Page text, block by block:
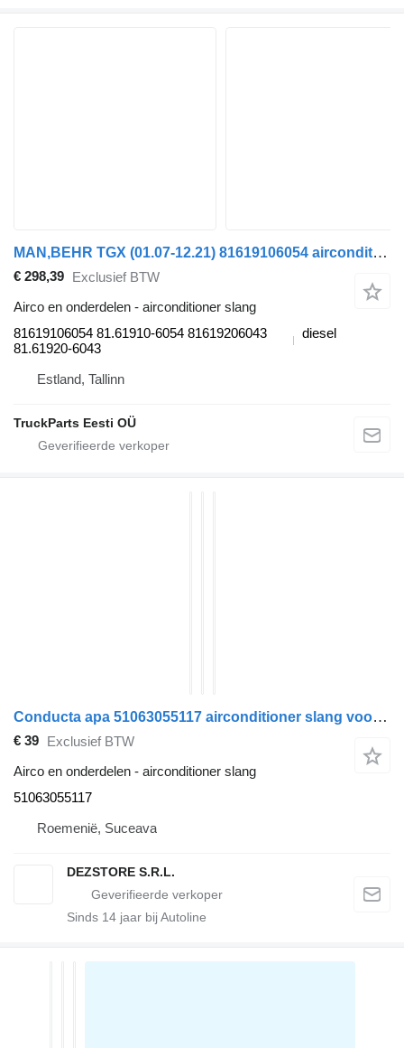
MAN,BEHR TGX (01.07-12.21) 81619106054 airconditioner slang voor MAN TGL, TGM, TGS, TGX (2005-2021) trekker
€ 298,39 Exclusief BTW
Airco en onderdelen - airconditioner slang
81619106054 81.61910-6054 81619206043
81.61920-6043
diesel
Estland, Tallinn
TruckParts Eesti OÜ
Conducta apa 51063055117 airconditioner slang voor MAN TGX trekker
€ 39 Exclusief BTW
Airco en onderdelen - airconditioner slang
51063055117
Roemenië, Suceava
DEZSTORE S.R.L.
Sinds 14 jaar bij Autoline